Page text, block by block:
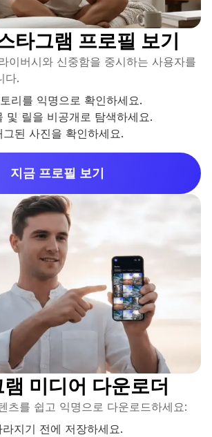
타그램 프로필 보기
이버시와 신중함을 중시하는 사용자를
다.
리를 익명으로 확인하세요.
및 릴을 비공개로 탐색하세요.
된 사진을 확인하세요.
지금 프로필 보기
미디어 다운로더
츠를 쉽고 익명으로 다운로드하세요:
지기 전에 저장하세요.